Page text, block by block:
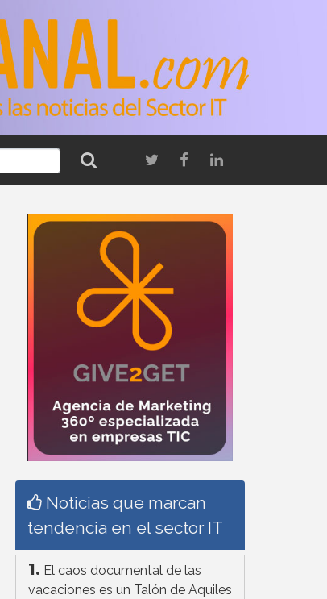
Noticias que marcan
tendencia en el sector IT
1. El caos documental de las
vacaciones es un Talón de Aquiles